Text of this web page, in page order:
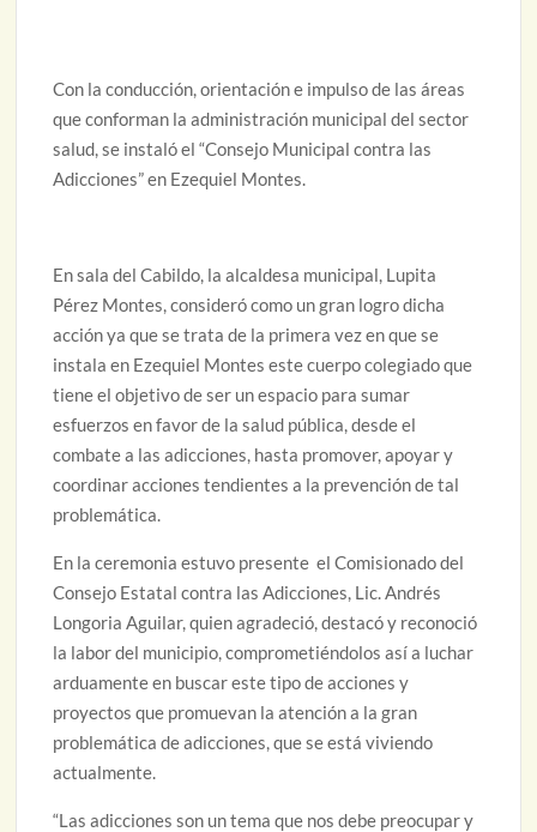
Con la conducción, orientación e impulso de las áreas
que conforman la administración municipal del sector
salud, se instaló el “Consejo Municipal contra las
Adicciones” en Ezequiel Montes.
En sala del Cabildo, la alcaldesa municipal, Lupita
Pérez Montes, consideró como un gran logro dicha
acción ya que se trata de la primera vez en que se
instala en Ezequiel Montes este cuerpo colegiado que
tiene el objetivo de ser un espacio para sumar
esfuerzos en favor de la salud pública, desde el
combate a las adicciones, hasta promover, apoyar y
coordinar acciones tendientes a la prevención de tal
problemática.
En la ceremonia estuvo presente el Comisionado del
Consejo Estatal contra las Adicciones, Lic. Andrés
Longoria Aguilar, quien agradeció, destacó y reconoció
la labor del municipio, comprometiéndolos así a luchar
arduamente en buscar este tipo de acciones y
proyectos que promuevan la atención a la gran
problemática de adicciones, que se está viviendo
actualmente.
“Las adicciones son un tema que nos debe preocupar y